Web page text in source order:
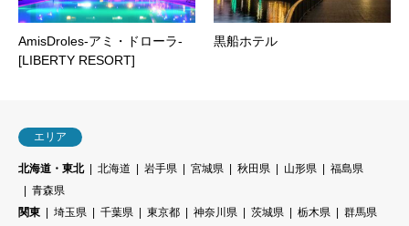
AmisDroles-アミ・ドローラ-
[LIBERTY RESORT]
黒船ホテル
エリア
北海道・東北 北海道 岩手県 宮城県 秋田県 山形県
福島県
青森県
関東
埼玉県 千葉県 東京都 神奈川県 茨城県 栃木県
群馬県